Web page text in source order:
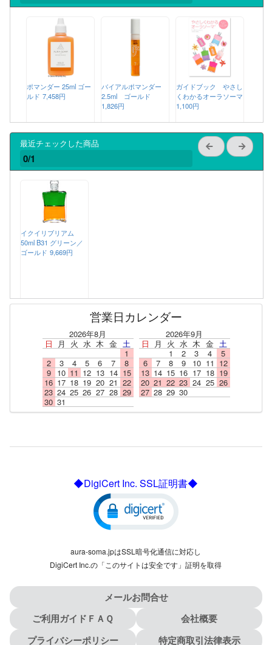
ポマンダー 25ml ゴー
ルド 7,458円
バイアルポマンダー
2.5ml ゴールド
1,826円
ガイドブック やさし
くわかるオーラソーマ
1,100円
最近チェックした商品
0/1
イクイリブリアム
50ml B31 グリーン／
ゴールド 9,669円
営業日カレンダー
2026年8月
日
月 火 水 木 金 土
1
2
3 4 5 6 7
8
9
10 11 12 13 14 15
16 17 18 19 20 21 22
23 24 25 26 27 28 29
30 31
2026年9月
日
月 火 水 木 金 土
1
2 3 4
5
6
7 8 9 10 11 12
13 14 15 16 17 18 19
20 21 22 23 24 25 26
27 28 29 30
◆DigiCert Inc. SSL証明書◆
aura-soma.jpはSSL暗号化通信に対応し
DigiCert Inc.の「このサイトは安全です」証明を取得
メールお問合せ
ご利用ガイドＦＡＱ
会社概要
プライバシーポリシー
特定商取引法律表示